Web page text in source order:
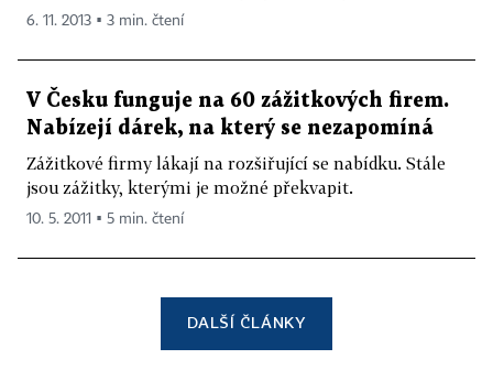
6. 11. 2013 ▪ 3 min. čtení
V Česku funguje na 60 zážitkových firem.
Nabízejí dárek, na který se nezapomíná
Zážitkové firmy lákají na rozšiřující se nabídku. Stále
jsou zážitky, kterými je možné překvapit.
10. 5. 2011 ▪ 5 min. čtení
DALŠÍ ČLÁNKY